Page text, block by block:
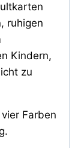
ruhigen
Kindern,
zu
Farben